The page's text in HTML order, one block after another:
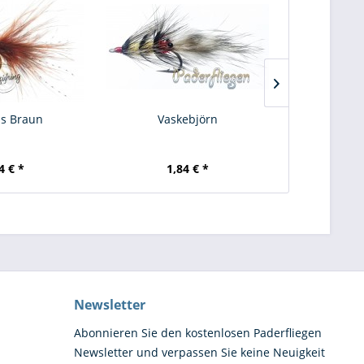
Braun
€ *
Vaskebjörn
1,84 € *
Newsletter
Abonnieren Sie den kostenlosen Paderfliegen
Newsletter und verpassen Sie keine Neuigkeit